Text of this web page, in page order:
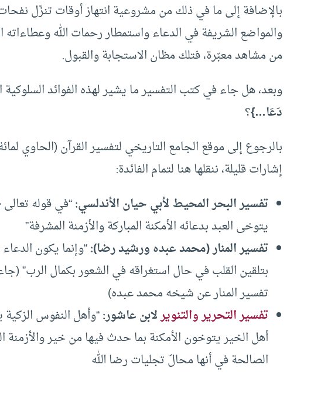
بالإضافة إلى ما في ذلك من مشروعية انتهاز أوقات تنزّل نفحات
والمواضع الشريفة في الدعاء واستمطار رحمات الله وعطاءاته
من مشاهد معبّرة، فتلك مظان الاستجابة والقبول.
وبعد، هل جاء في كتب التفسير ما يشير لهذه الفوائد
دَعَا…}؟
بالرجوع إلى موقع الجامع التاريخي لتفسير القرآن (الحاوي
إشارات قليلة، ننقلها هنا لتمام الفائدة:
تفسير البحر المحيط لأبي حيان الأندلسي:“في قوله
يتوخى العبد بدعائه الأمكنة المباركة والأزمنة المشرفة”
تفسير المنار (محمد عبده ورشيد رضا):“وإنما يكون
بتلقين القلب في حال استغراقه في الشعور بكمال الرب”
تفسير المنار عن شيخه محمد عبده)
تفسير التحرير والتنويرلابن عاشور:“وأهل النفوس
أهل الخير يتوخون الأمكنة بما حدث فيها من خير والأزمنة
الصالحة في أنها محالّ تجليات رضا الله